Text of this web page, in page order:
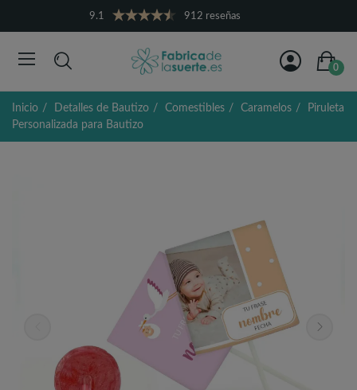
9.1 912 reseñas
0
Inicio Detalles de Bautizo Comestibles Caramelos
Piruleta
Personalizada para Bautizo